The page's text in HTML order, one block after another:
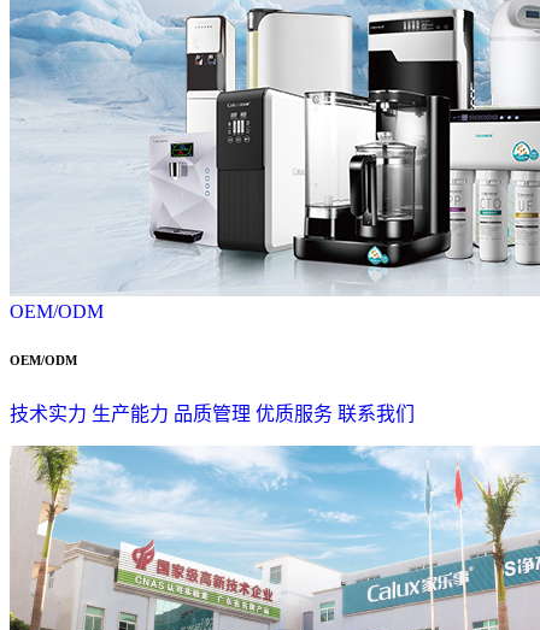
OEM/ODM
OEM/ODM
技术实力 生产能力 品质管理 优质服务 联系我们